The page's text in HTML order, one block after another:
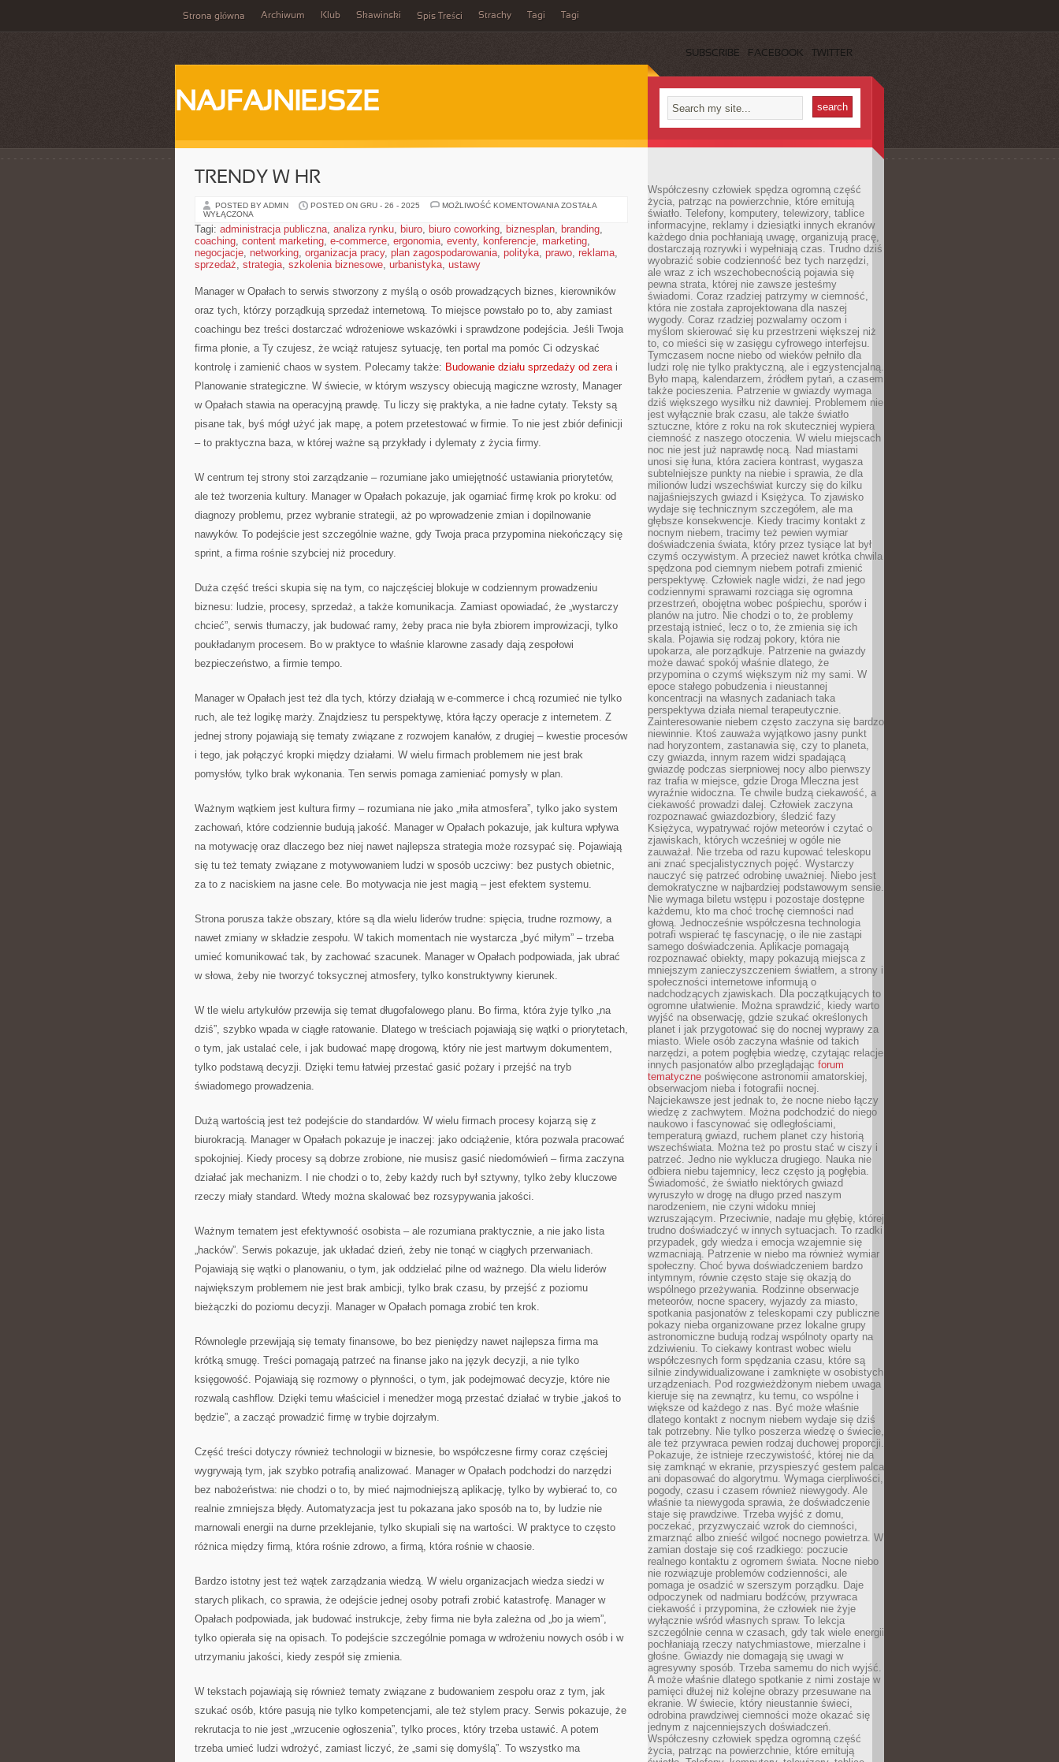
Strona główna Archiwum Klub Skawinski Spis Treści Strachy Tagi Tagi
SUBSCRIBE FACEBOOK TWITTER
NAJFAJNIEJSZE
TRENDY W HR
POSTED BY ADMIN POSTED ON GRU - 26 - 2025 MOŻLIWOŚĆ KOMENTOWANIA TRENDY
ZOSTAŁA
WYŁĄCZONA
Tagi: administracja publiczna, analiza rynku, biuro, biuro coworking, biznesplan, branding,
coaching, content marketing, e-commerce, ergonomia, eventy, konferencje, marketing,
negocjacje, networking, organizacja pracy, plan zagospodarowania, polityka, prawo, reklama,
sprzedaż, strategia, szkolenia biznesowe, urbanistyka, ustawy
Manager w Opałach to serwis stworzony z myślą o osób prowadzących biznes, kierowników
oraz tych, którzy porządkują sprzedaż internetową. To miejsce powstało po to, aby zamiast
coachingu bez treści dostarczać wdrożeniowe wskazówki i sprawdzone podejścia. Jeśli Twoja
firma płonie, a Ty czujesz, że wciąż ratujesz sytuację, ten portal ma pomóc Ci odzyskać
kontrolę i zamienić chaos w system. Polecamy także: Budowanie działu sprzedaży od zerai
Planowanie strategiczne. W świecie, w którym wszyscy obiecują magiczne wzrosty, Manager
w Opałach stawia na operacyjną prawdę. Tu liczy się praktyka, a nie ładne cytaty. Teksty są
pisane tak, byś mógł użyć jak mapę, a potem przetestować w firmie. To nie jest zbiór definicji
– to praktyczna baza, w której ważne są przykłady i dylematy z życia firmy.
W centrum tej strony stoi zarządzanie – rozumiane jako umiejętność ustawiania priorytetów,
ale też tworzenia kultury. Manager w Opałach pokazuje, jak ogarniać firmę krok po kroku: od
diagnozy problemu, przez wybranie strategii, aż po wprowadzenie zmian i dopilnowanie
nawyków. To podejście jest szczególnie ważne, gdy Twoja praca przypomina niekończący się
sprint, a firma rośnie szybciej niż procedury.
Duża część treści skupia się na tym, co najczęściej blokuje w codziennym prowadzeniu
biznesu: ludzie, procesy, sprzedaż, a także komunikacja. Zamiast opowiadać, że „wystarczy
chcieć”, serwis tłumaczy, jak budować ramy, żeby praca nie była zbiorem improwizacji, tylko
poukładanym procesem. Bo w praktyce to właśnie klarowne zasady dają zespołowi
bezpieczeństwo, a firmie tempo.
Manager w Opałach jest też dla tych, którzy działają w e-commerce i chcą rozumieć nie tylko
ruch, ale też logikę marży. Znajdziesz tu perspektywę, która łączy operacje z internetem. Z
jednej strony pojawiają się tematy związane z rozwojem kanałów, z drugiej – kwestie procesów
i tego, jak połączyć kropki między działami. W wielu firmach problemem nie jest brak
pomysłów, tylko brak wykonania. Ten serwis pomaga zamieniać pomysły w plan.
Ważnym wątkiem jest kultura firmy – rozumiana nie jako „miła atmosfera”, tylko jako system
zachowań, które codziennie budują jakość. Manager w Opałach pokazuje, jak kultura wpływa
na motywację oraz dlaczego bez niej nawet najlepsza strategia może rozsypać się. Pojawiają
się tu też tematy związane z motywowaniem ludzi w sposób uczciwy: bez pustych obietnic,
za to z naciskiem na jasne cele. Bo motywacja nie jest magią – jest efektem systemu.
Strona porusza także obszary, które są dla wielu liderów trudne: spięcia, trudne rozmowy, a
nawet zmiany w składzie zespołu. W takich momentach nie wystarcza „być miłym” – trzeba
umieć komunikować tak, by zachować szacunek. Manager w Opałach podpowiada, jak ubrać
w słowa, żeby nie tworzyć toksycznej atmosfery, tylko konstruktywny kierunek.
W tle wielu artykułów przewija się temat długofalowego planu. Bo firma, która żyje tylko „na
dziś”, szybko wpada w ciągłe ratowanie. Dlatego w treściach pojawiają się wątki o priorytetach,
o tym, jak ustalać cele, i jak budować mapę drogową, który nie jest martwym dokumentem,
tylko podstawą decyzji. Dzięki temu łatwiej przestać gasić pożary i przejść na tryb
świadomego prowadzenia.
Dużą wartością jest też podejście do standardów. W wielu firmach procesy kojarzą się z
biurokracją. Manager w Opałach pokazuje je inaczej: jako odciążenie, która pozwala pracować
spokojniej. Kiedy procesy są dobrze zrobione, nie musisz gasić niedomówień – firma zaczyna
działać jak mechanizm. I nie chodzi o to, żeby każdy ruch był sztywny, tylko żeby kluczowe
rzeczy miały standard. Wtedy można skalować bez rozsypywania jakości.
Ważnym tematem jest efektywność osobista – ale rozumiana praktycznie, a nie jako lista
„hacków”. Serwis pokazuje, jak układać dzień, żeby nie tonąć w ciągłych przerwaniach.
Pojawiają się wątki o planowaniu, o tym, jak oddzielać pilne od ważnego. Dla wielu liderów
największym problemem nie jest brak ambicji, tylko brak czasu, by przejść z poziomu
bieżączki do poziomu decyzji. Manager w Opałach pomaga zrobić ten krok.
Równolegle przewijają się tematy finansowe, bo bez pieniędzy nawet najlepsza firma ma
krótką smugę. Treści pomagają patrzeć na finanse jako na język decyzji, a nie tylko
księgowość. Pojawiają się rozmowy o płynności, o tym, jak podejmować decyzje, które nie
rozwalą cashflow. Dzięki temu właściciel i menedżer mogą przestać działać w trybie „jakoś to
będzie”, a zacząć prowadzić firmę w trybie dojrzałym.
Część treści dotyczy również technologii w biznesie, bo współczesne firmy coraz częściej
wygrywają tym, jak szybko potrafią analizować. Manager w Opałach podchodzi do narzędzi
bez nabożeństwa: nie chodzi o to, by mieć najmodniejszą aplikację, tylko by wybierać to, co
realnie zmniejsza błędy. Automatyzacja jest tu pokazana jako sposób na to, by ludzie nie
marnowali energii na durne przeklejanie, tylko skupiali się na wartości. W praktyce to często
różnica między firmą, która rośnie zdrowo, a firmą, która rośnie w chaosie.
Bardzo istotny jest też wątek zarządzania wiedzą. W wielu organizacjach wiedza siedzi w
starych plikach, co sprawia, że odejście jednej osoby potrafi zrobić katastrofę. Manager w
Opałach podpowiada, jak budować instrukcje, żeby firma nie była zależna od „bo ja wiem”,
tylko opierała się na opisach. To podejście szczególnie pomaga w wdrożeniu nowych osób i w
utrzymaniu jakości, kiedy zespół się zmienia.
W tekstach pojawiają się również tematy związane z budowaniem zespołu oraz z tym, jak
szukać osób, które pasują nie tylko kompetencjami, ale też stylem pracy. Serwis pokazuje, że
rekrutacja to nie jest „wrzucenie ogłoszenia”, tylko proces, który trzeba ustawić. A potem
trzeba umieć ludzi wdrożyć, zamiast liczyć, że „sami się domyślą”. To wszystko ma
Współczesny człowiek spędza ogromną część
życia, patrząc na powierzchnie, które emitują
światło. Telefony, komputery, telewizory, tablice
informacyjne, reklamy i dziesiątki innych ekranów
każdego dnia pochłaniają uwagę, organizują pracę,
dostarczają rozrywki i wypełniają czas. Trudno dziś
wyobrazić sobie codzienność bez tych narzędzi,
ale wraz z ich wszechobecnością pojawia się
pewna strata, której nie zawsze jesteśmy
świadomi. Coraz rzadziej patrzymy w ciemność,
która nie została zaprojektowana dla naszej
wygody. Coraz rzadziej pozwalamy oczom i
myślom skierować się ku przestrzeni większej niż
to, co mieści się w zasięgu cyfrowego interfejsu.
Tymczasem nocne niebo od wieków pełniło dla
ludzi rolę nie tylko praktyczną, ale i egzystencjalną.
Było mapą, kalendarzem, źródłem pytań, a czasem
także pocieszenia. Patrzenie w gwiazdy wymaga
dziś większego wysiłku niż dawniej. Problemem nie
jest wyłącznie brak czasu, ale także światło
sztuczne, które z roku na rok skuteczniej wypiera
ciemność z naszego otoczenia. W wielu miejscach
noc nie jest już naprawdę nocą. Nad miastami
unosi się łuna, która zaciera kontrast, wygasza
subtelniejsze punkty na niebie i sprawia, że dla
milionów ludzi wszechświat kurczy się do kilku
najjaśniejszych gwiazd i Księżyca. To zjawisko
wydaje się technicznym szczegółem, ale ma
głębsze konsekwencje. Kiedy tracimy kontakt z
nocnym niebem, tracimy też pewien wymiar
doświadczenia świata, który przez tysiące lat był
czymś oczywistym. A przecież nawet krótka chwila
spędzona pod ciemnym niebem potrafi zmienić
perspektywę. Człowiek nagle widzi, że nad jego
codziennymi sprawami rozciąga się ogromna
przestrzeń, obojętna wobec pośpiechu, sporów i
planów na jutro. Nie chodzi o to, że problemy
przestają istnieć, lecz o to, że zmienia się ich
skala. Pojawia się rodzaj pokory, która nie
upokarza, ale porządkuje. Patrzenie na gwiazdy
może dawać spokój właśnie dlatego, że
przypomina o czymś większym niż my sami. W
epoce stałego pobudzenia i nieustannej
koncentracji na własnych zadaniach taka
perspektywa działa niemal terapeutycznie.
Zainteresowanie niebem często zaczyna się bardzo
niewinnie. Ktoś zauważa wyjątkowo jasny punkt
nad horyzontem, zastanawia się, czy to planeta,
czy gwiazda, innym razem widzi spadającą
gwiazdę podczas sierpniowej nocy albo pierwszy
raz trafia w miejsce, gdzie Droga Mleczna jest
wyraźnie widoczna. Te chwile budzą ciekawość, a
ciekawość prowadzi dalej. Człowiek zaczyna
rozpoznawać gwiazdozbiory, śledzić fazy
Księżyca, wypatrywać rojów meteorów i czytać o
zjawiskach, których wcześniej w ogóle nie
zauważał. Nie trzeba od razu kupować teleskopu
ani znać specjalistycznych pojęć. Wystarczy
nauczyć się patrzeć odrobinę uważniej. Niebo jest
demokratyczne w najbardziej podstawowym sensie.
Nie wymaga biletu wstępu i pozostaje dostępne
każdemu, kto ma choć trochę ciemności nad
głową. Jednocześnie współczesna technologia
potrafi wspierać tę fascynację, o ile nie zastąpi
samego doświadczenia. Aplikacje pomagają
rozpoznawać obiekty, mapy pokazują miejsca z
mniejszym zanieczyszczeniem światłem, a strony i
społeczności internetowe informują o
nadchodzących zjawiskach. Dla początkujących to
ogromne ułatwienie. Można sprawdzić, kiedy warto
wyjść na obserwację, gdzie szukać określonych
planet i jak przygotować się do nocnej wyprawy za
miasto. Wiele osób zaczyna właśnie od takich
narzędzi, a potem pogłębia wiedzę, czytając relacje
innych pasjonatów albo przeglądając forum
tematyczne poświęcone astronomii amatorskiej,
obserwacjom nieba i fotografii nocnej.
Najciekawsze jest jednak to, że nocne niebo łączy
wiedzę z zachwytem. Można podchodzić do niego
naukowo i fascynować się odległościami,
temperaturą gwiazd, ruchem planet czy historią
wszechświata. Można też po prostu stać w ciszy i
patrzeć. Jedno nie wyklucza drugiego. Nauka nie
odbiera niebu tajemnicy, lecz często ją pogłębia.
Świadomość, że światło niektórych gwiazd
wyruszyło w drogę na długo przed naszym
narodzeniem, nie czyni widoku mniej
wzruszającym. Przeciwnie, nadaje mu głębię, której
trudno doświadczyć w innych sytuacjach. To rzadki
przypadek, gdy wiedza i emocja wzajemnie się
wzmacniają. Patrzenie w niebo ma również wymiar
społeczny. Choć bywa doświadczeniem bardzo
intymnym, równie często staje się okazją do
wspólnego przeżywania. Rodzinne obserwacje
meteorów, nocne spacery, wyjazdy za miasto,
spotkania pasjonatów z teleskopami czy publiczne
pokazy nieba organizowane przez lokalne grupy
astronomiczne budują rodzaj wspólnoty oparty na
zdziwieniu. To ciekawy kontrast wobec wielu
współczesnych form spędzania czasu, które są
silnie zindywidualizowane i zamknięte w osobistych
urządzeniach. Pod rozgwieżdżonym niebem uwaga
kieruje się na zewnątrz, ku temu, co wspólne i
większe od każdego z nas. Być może właśnie
dlatego kontakt z nocnym niebem wydaje się dziś
tak potrzebny. Nie tylko poszerza wiedzę o świecie,
ale też przywraca pewien rodzaj duchowej proporcji.
Pokazuje, że istnieje rzeczywistość, której nie da
się zamknąć w ekranie, przyspieszyć gestem palca
ani dopasować do algorytmu. Wymaga cierpliwości,
pogody, czasu i czasem również niewygody. Ale
właśnie ta niewygoda sprawia, że doświadczenie
staje się prawdziwe. Trzeba wyjść z domu,
poczekać, przyzwyczaić wzrok do ciemności,
zmarznąć albo znieść wilgoć nocnego powietrza. W
zamian dostaje się coś rzadkiego: poczucie
realnego kontaktu z ogromem świata. Nocne niebo
nie rozwiązuje problemów codzienności, ale
pomaga je osadzić w szerszym porządku. Daje
odpoczynek od nadmiaru bodźców, przywraca
ciekawość i przypomina, że człowiek nie żyje
wyłącznie wśród własnych spraw. To lekcja
szczególnie cenna w czasach, gdy tak wiele energii
pochłaniają rzeczy natychmiastowe, mierzalne i
głośne. Gwiazdy nie domagają się uwagi w
agresywny sposób. Trzeba samemu do nich wyjść.
A może właśnie dlatego spotkanie z nimi zostaje w
pamięci dłużej niż kolejne obrazy przesuwane na
ekranie. W świecie, który nieustannie świeci,
odrobina prawdziwej ciemności może okazać się
jednym z najcenniejszych doświadczeń.
Współczesny człowiek spędza ogromną część
życia, patrząc na powierzchnie, które emitują